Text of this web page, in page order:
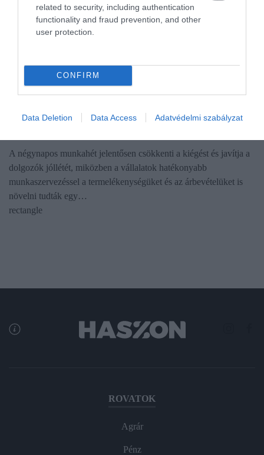
related to security, including authentication
functionality and fraud prevention, and other
user protection.
CONFIRM
Data Deletion Data Access Adatvédelmi szabályzat
Ezért lehet nyerő a négynapos munkahét
A négynapos munkahét jelentősen csökkenti a kiégést és javítja a
dolgozók jóllétét, miközben a vállalatok hatékonyabb
munkaszervezéssel a termelékenységüket és az árbevételüket is
növelni tudták egy…
rectangle
ROVATOK
Agrár
Pénz